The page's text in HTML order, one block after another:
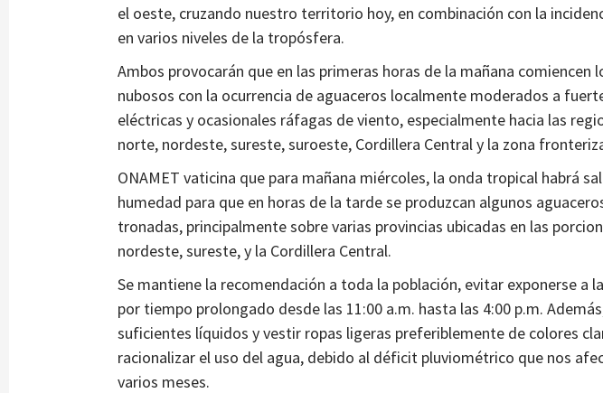
el oeste, cruzando nuestro territorio hoy, en combinación con la
en varios niveles de la tropósfera.
Ambos provocarán que en las primeras horas de la mañana comiencen
nubosos con la ocurrencia de aguaceros localmente moderados a
eléctricas y ocasionales ráfagas de viento, especialmente hacia las
norte, nordeste, sureste, suroeste, Cordillera Central y la zona
ONAMET vaticina que para mañana miércoles, la onda tropical habrá
humedad para que en horas de la tarde se produzcan algunos
tronadas, principalmente sobre varias provincias ubicadas en las
nordeste, sureste, y la Cordillera Central.
Se mantiene la recomendación a toda la población, evitar exponerse a
por tiempo prolongado desde las 11:00 a.m. hasta las 4:00 p.m.
suficientes líquidos y vestir ropas ligeras preferiblemente de colores
racionalizar el uso del agua, debido al déficit pluviométrico que nos
varios